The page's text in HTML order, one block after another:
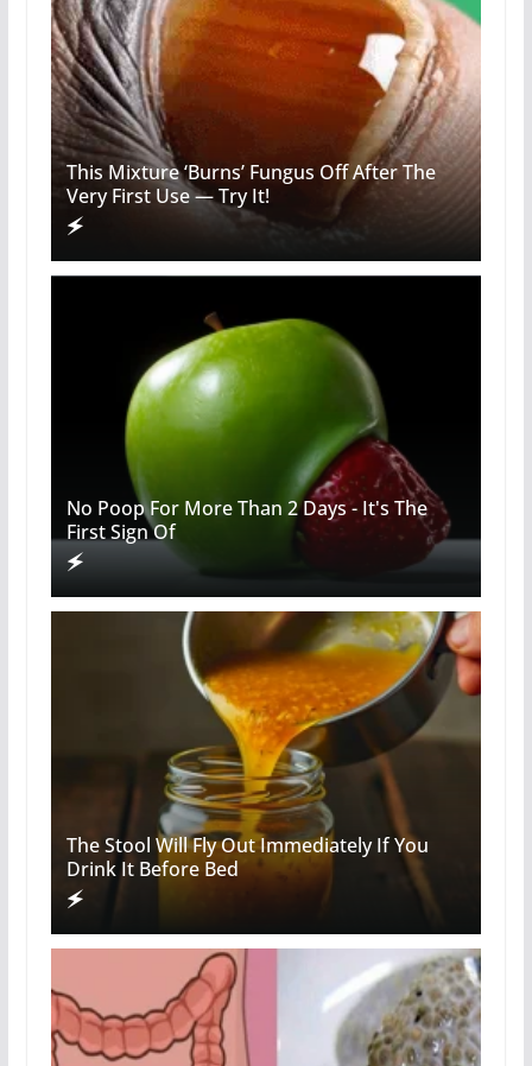
This Mixture ‘Burns’ Fungus Off After The
Very First Use — Try It!
No Poop For More Than 2 Days - It's The
First Sign Of
The Stool Will Fly Out Immediately If You
Drink It Before Bed